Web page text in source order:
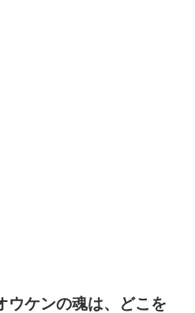
ウケンの魂は、どこを